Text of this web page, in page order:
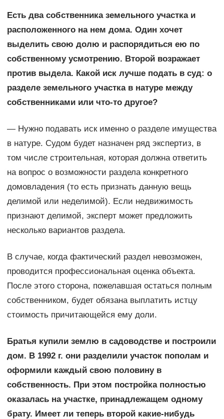
Есть два собственника земельного участка и
расположенного на нем дома. Один хочет
выделить свою долю и распорядиться ею по
собственному усмотрению. Второй возражает
против выдела. Какой иск лучше подать в суд: о
разделе земельного участка в натуре между
собственниками или что-то другое?
— Нужно подавать иск именно о разделе имущества
в натуре. Судом будет назначен ряд экспертиз, в
том числе строительная, которая должна ответить
на вопрос о возможности раздела конкретного
домовладения (то есть признать данную вещь
делимой или неделимой). Если недвижимость
признают делимой, эксперт может предложить
несколько вариантов раздела.
В случае, когда фактический раздел невозможен,
проводится про­фес­сиональная оценка объекта.
После этого сторона, пожелавшая остаться полным
собственником, будет обязана выплатить истцу
стоимость причитающейся ему доли.
Братья купили землю в садоводстве и построили
дом. В 1992 г. они разделили участок пополам и
оформили каждый свою половину в
собственность. При этом постройка полностью
оказалась на участке, принадлежащем одному
брату. Имеет ли теперь второй какие-нибудь